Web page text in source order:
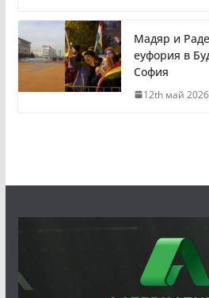
Мадяр и
еуфория в
София
12th май 2026